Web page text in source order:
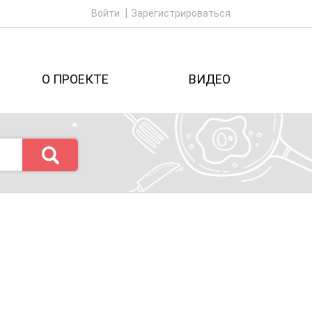
Войти Зарегистрироваться
О ПРОЕКТЕ ВИДЕО